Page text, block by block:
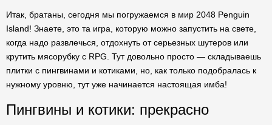
Итак, братаны, сегодня мы погружаемся в мир 2048 Penguin
Island! Знаете, это та игра, которую можно запустить на свете,
когда надо развлечься, отдохнуть от серьезных шутеров или
крутить мясорубку с RPG. Тут довольно просто — складываешь
плитки с пингвинами и котиками, но, как только подобралась к
нужному уровню, тут уже начинается настоящая имба!
Пингвины и котики: прекрасно